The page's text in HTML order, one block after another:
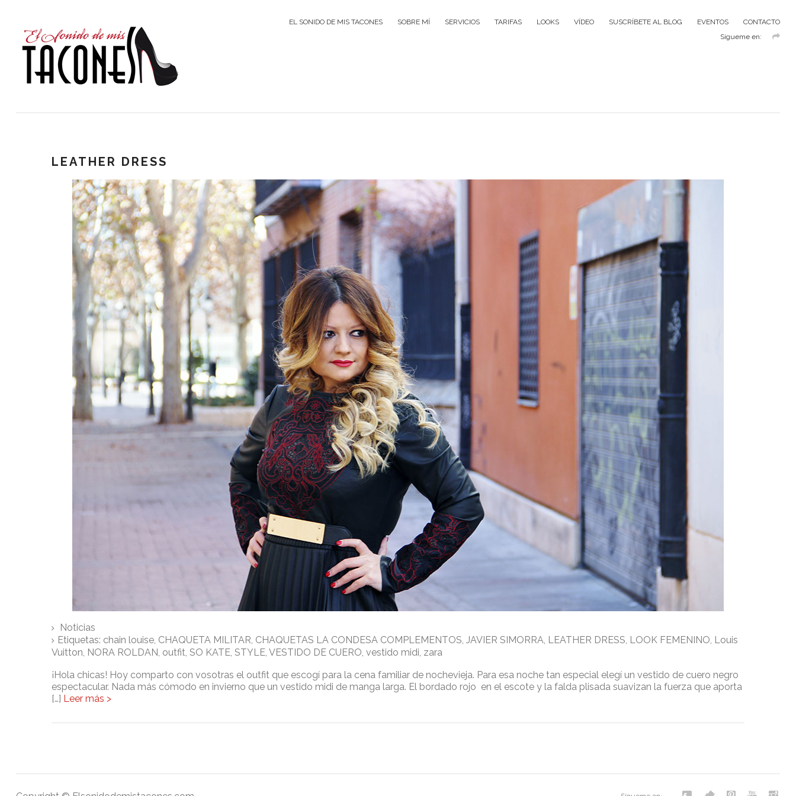
EL SONIDO DE MIS TACONES SOBRE MÍ SERVICIOS TARIFAS LOOKS VÍDEO SUSCRÍBETE AL BLOG EVENTOS
CONTACTO
Sígueme en:
LEATHER DRESS
Noticias
Etiquetas: chain louise, CHAQUETA MILITAR, CHAQUETAS LA CONDESA COMPLEMENTOS, JAVIER SIMORRA, LEATHER DRESS, LOOK FEMENINO, Louis
Vuitton, NORA ROLDAN, outfit, SO KATE, STYLE, VESTIDO DE CUERO, vestido midi, zara
¡Hola chicas! Hoy comparto con vosotras el outfit que escogí para la cena familiar de nochevieja. Para esa noche tan especial elegí un vestido de cuero negro
espectacular. Nada más cómodo en invierno que un vestido midi de manga larga. El bordado rojo en el escote y la falda plisada suavizan la fuerza que aporta
[…] Leer más >